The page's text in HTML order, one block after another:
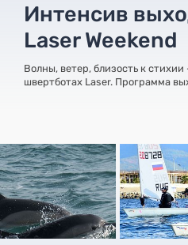
Интенсив
Laser Weekend
Волны, ветер, близость к
швертботах Laser. Программа